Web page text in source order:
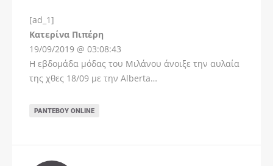
[ad_1]
Kατερίνα Πιπέρη
19/09/2019 @ 03:08:43
Η εβδομάδα μόδας του Μιλάνου άνοιξε την αυλαία
της χθες 18/09 με την Alberta…
ΡΑΝΤΕΒΟΎ ONLINE